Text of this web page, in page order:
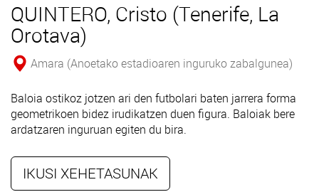
QUINTERO, Cristo (Tenerife, La
Orotava)
Amara (Anoetako estadioaren inguruko zabalgunea)
Baloia ostikoz jotzen ari den futbolari baten jarrera forma
geometrikoen bidez irudikatzen duen figura. Baloiak bere
ardatzaren inguruan egiten du bira.
IKUSI XEHETASUNAK